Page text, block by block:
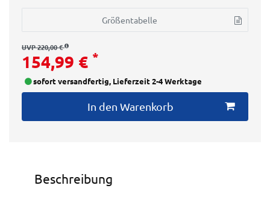
Größentabelle
UVP 220,00 €
154,99 € *
sofort versandfertig, Lieferzeit 2-4 Werktage
In den Warenkorb
Beschreibung